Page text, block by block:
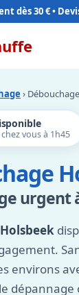
dès 30 €
›
vous à 1h45
urgent
environs
dépannage